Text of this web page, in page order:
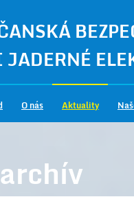
JADERNÉ
O nás Aktuality